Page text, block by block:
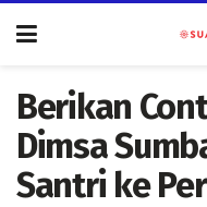
Berikan
Dimsa
Santri ke